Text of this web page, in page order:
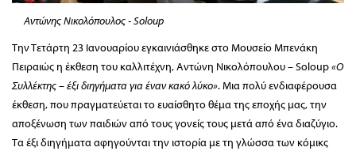
Αντώνης Νικολόπουλος - Soloup
Την Τετάρτη 23 Ιανουαρίου εγκαινιάσθηκε στο Μουσείο Μπενάκη
Πειραιώς η έκθεση του καλλιτέχνη, Αντώνη Νικολόπουλου – Soloup«Ο
Συλλέκτης – έξι διηγήματα για έναν κακό λύκο». Μια πολύ ενδιαφέρουσα
έκθεση, που πραγματεύεται το ευαίσθητο θέμα της εποχής μας, την
αποξένωση των παιδιών από τους γονείς τους μετά από ένα διαζύγιο.
Τα έξι διηγήματα αφηγούνται την ιστορία με τη γλώσσα των κόμικς